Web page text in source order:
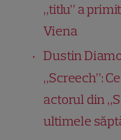
„titlu” a
Viena
Dustin
„Screech”:
actorul din
ultimele